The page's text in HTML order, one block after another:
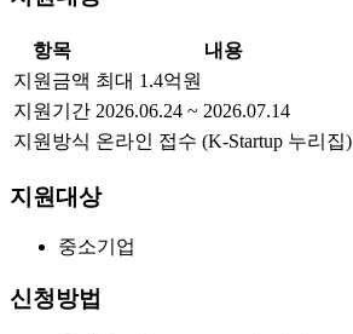
항목
내용
지원금액 최대 1.4억원
지원기간 2026.06.24 ~ 2026.07.14
지원방식 온라인 접수 (K-Startup 누리집)
지원대상
중소기업
신청방법